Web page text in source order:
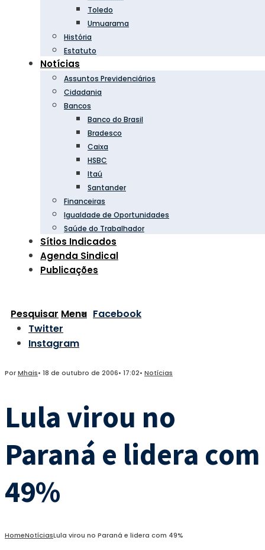
Toledo
Umuarama
História
Estatuto
Notícias
Assuntos Previdenciários
Cidadania
Bancos
Banco do Brasil
Bradesco
Caixa
HSBC
Itaú
Santander
Financeiras
Igualdade de Oportunidades
Saúde do Trabalhador
Sítios Indicados
Agenda Sindical
Publicações
Pesquisar Menu Facebook
Twitter
Instagram
PorMhais• 18 de outubro de 2006• 17:02• Notícias
Lula virou no
Paraná e lidera com
49%
HomeNotíciasLula virou no Paraná e lidera com 49%